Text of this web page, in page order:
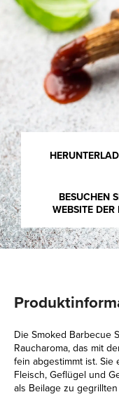
BESUCHEN
WEBSITE DER
Die Smoked Barbecue
Raucharoma, das mit
fein abgestimmt ist.
Fleisch, Geflügel und
als Beilage zu